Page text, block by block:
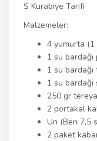
S Kurabiye Tarifi
Malzemeler:
4 yumurta (1
1 su
1 su
1 su bardağı
250 gr
2 portakal
Un (Ben 7,5
2 paket